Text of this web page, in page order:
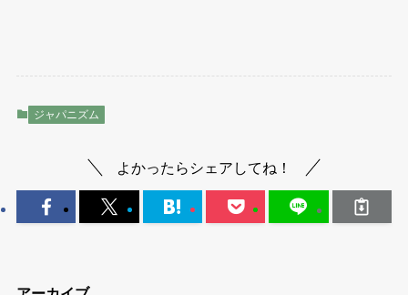
ジャパニズム
よかったらシェアしてね！